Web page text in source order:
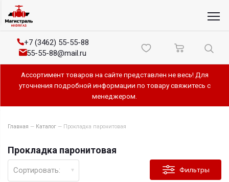
+7 (3462) 55-55-88
55-55-88@mail.ru
Ассортимент товаров на сайте представлен не весь! Для
уточнения подробной информации по товару свяжитесь с
менеджером.
Главная — Каталог — Прокладка паронитовая
Прокладка паронитовая
Фильтры
Сортировать: